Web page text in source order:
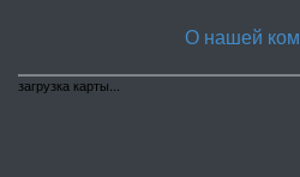
загрузка карты...
О нашей